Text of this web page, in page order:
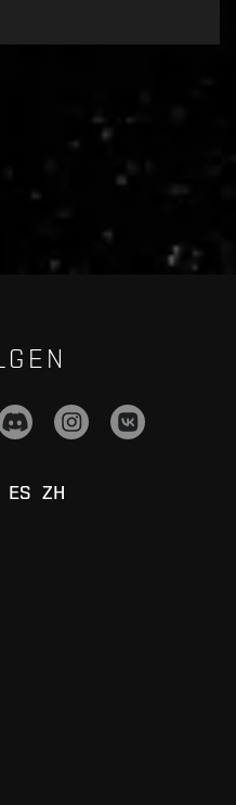
ES ZH